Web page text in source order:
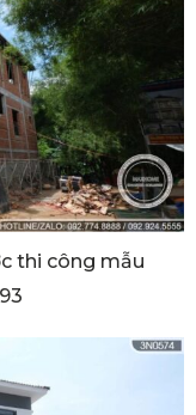
thi công mẫu